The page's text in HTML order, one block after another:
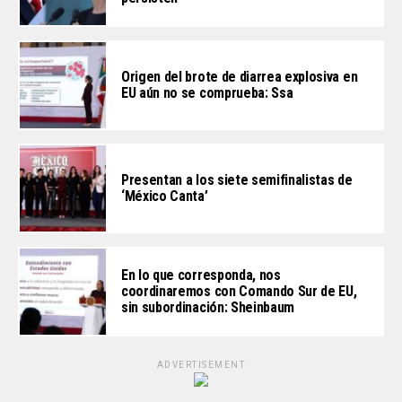
Origen del brote de diarrea explosiva en
EU aún no se comprueba: Ssa
Presentan a los siete semifinalistas de
‘México Canta’
En lo que corresponda, nos
coordinaremos con Comando Sur de EU,
sin subordinación: Sheinbaum
ADVERTISEMENT